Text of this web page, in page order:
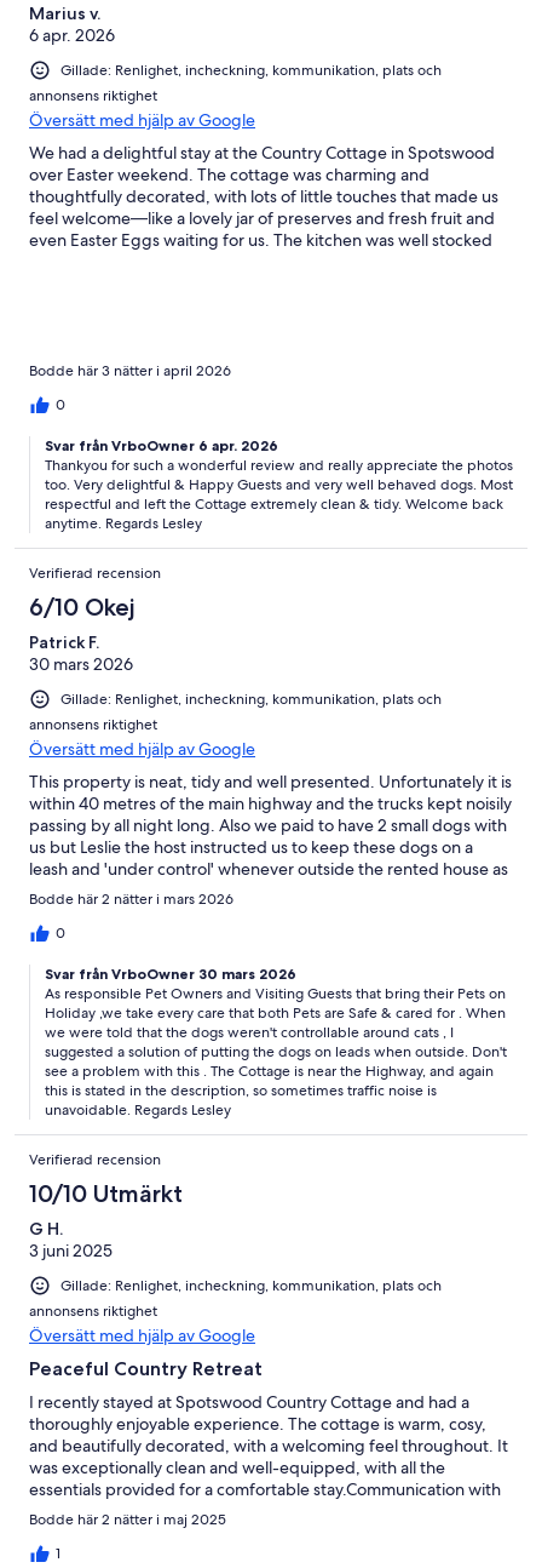
Marius v.
6 apr. 2026
Gillade: Renlighet, incheckning, kommunikation, plats och
annonsens riktighet
Översätt med hjälp av Google
We had a delightful stay at the Country Cottage in Spotswood
over Easter weekend. The cottage was charming and
thoughtfully decorated, with lots of little touches that made us
feel welcome—like a lovely jar of preserves and fresh fruit and
even Easter Eggs waiting for us. The kitchen was well stocked
made the stay feel special for all of us.We especially enjoyed
sitting on the lanai, looking out at the curious cows next door—
such a peaceful, rural setting. There’s a charming boutique right
next door, and Lesley was incredibly responsive throughout our
stay. Even though the cottage is near a railway line, the
occasional train added a bit of character rather than being a
disturbance.We highly recommend this spot for a relaxing
weekend getaway.
Bodde här 3 nätter i april 2026
0
Svar från VrboOwner 6 apr. 2026
Thankyou for such a wonderful review and really appreciate the photos
too. Very delightful & Happy Guests and very well behaved dogs. Most
respectful and left the Cottage extremely clean & tidy. Welcome back
anytime. Regards Lesley
Verifierad recension
6/10 Okej
Patrick F.
30 mars 2026
Gillade: Renlighet, incheckning, kommunikation, plats och
annonsens riktighet
Översätt med hjälp av Google
This property is neat, tidy and well presented. Unfortunately it is
within 40 metres of the main highway and the trucks kept noisily
passing by all night long. Also we paid to have 2 small dogs with
us but Leslie the host instructed us to keep these dogs on a
leash and 'under control' whenever outside the rented house as
her own 3 cats were 'outside cats that don't like dogs' and they
cats on her property. She reiterated that I was to leash the dogs
Bodde här 2 nätter i mars 2026
0
Svar från VrboOwner 30 mars 2026
As responsible Pet Owners and Visiting Guests that bring their Pets on
Holiday ,we take every care that both Pets are Safe & cared for . When
we were told that the dogs weren't controllable around cats , I
suggested a solution of putting the dogs on leads when outside. Don't
see a problem with this . The Cottage is near the Highway, and again
this is stated in the description, so sometimes traffic noise is
unavoidable. Regards Lesley
Verifierad recension
10/10 Utmärkt
G H.
3 juni 2025
Gillade: Renlighet, incheckning, kommunikation, plats och
annonsens riktighet
Översätt med hjälp av Google
Peaceful Country Retreat
I recently stayed at Spotswood Country Cottage and had a
thoroughly enjoyable experience. The cottage is warm, cosy,
and beautifully decorated, with a welcoming feel throughout. It
was exceptionally clean and well-equipped, with all the
essentials provided for a comfortable stay.Communication with
Lesley, the owner, was excellent from start to finish. She was
friendly, responsive, and made everything easy — from booking
to check-in. It was clear she genuinely cares about her guests’
Bodde här 2 nätter i maj 2025
1